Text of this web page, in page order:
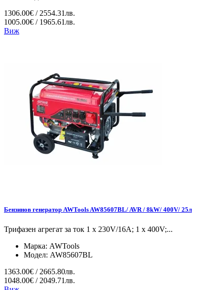
1306.00€ / 2554.31лв.
1005.00€ / 1965.61лв.
Виж
Бензинов генератор AWTools AW85607BL/ AVR / 8kW/ 400V/ 25л
Трифазен агрегат за ток 1 x 230V/16A; 1 x 400V;...
Марка: AWTools
Модел: AW85607BL
1363.00€ / 2665.80лв.
1048.00€ / 2049.71лв.